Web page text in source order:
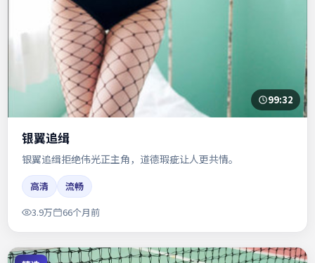
99:32
银翼追缉
银翼追缉拒绝伟光正主角，道德瑕疵让人更共情。
高清
流畅
3.9万
66个月前